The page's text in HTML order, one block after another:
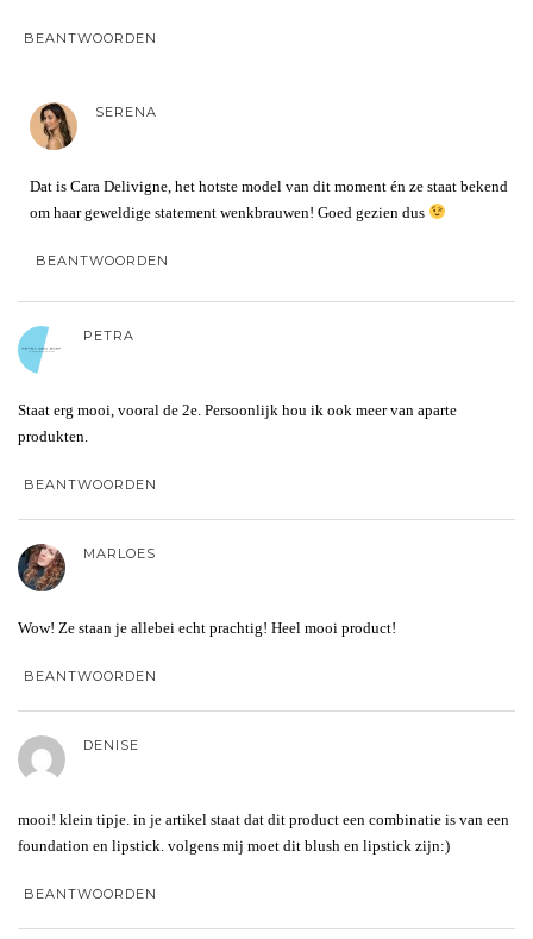
BEANTWOORDEN
SERENA
Dat is Cara Delivigne, het hotste model van dit moment én ze staat bekend
om haar geweldige statement wenkbrauwen! Goed gezien dus
BEANTWOORDEN
PETRA
Staat erg mooi, vooral de 2e. Persoonlijk hou ik ook meer van aparte
produkten.
BEANTWOORDEN
MARLOES
Wow! Ze staan je allebei echt prachtig! Heel mooi product!
BEANTWOORDEN
DENISE
mooi! klein tipje. in je artikel staat dat dit product een combinatie is van een
foundation en lipstick. volgens mij moet dit blush en lipstick zijn:)
BEANTWOORDEN